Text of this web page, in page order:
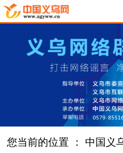
您当前的位置 ： 中国义